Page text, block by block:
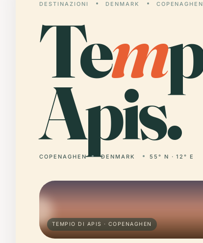
DESTINAZIONI DENMARK COPENAGHEN
Tem
Apis.
COPENAGHEN DENMARK 55° N · 12° E
TEMPIO DI APIS · COPENAGHEN